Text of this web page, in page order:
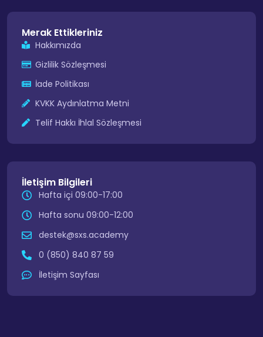
Merak Ettikleriniz
Hakkımızda
Gizlilik Sözleşmesi
İade Politikası
KVKK Aydınlatma Metni
Telif Hakkı İhlal Sözleşmesi
İletişim Bilgileri
Hafta içi 09:00-17:00
Hafta sonu 09:00-12:00
destek@sxs.academy
0 (850) 840 87 59
İletişim Sayfası